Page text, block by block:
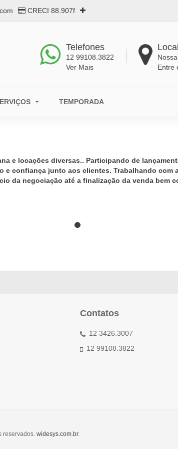
CRECI 88.907f
Telefones
12 99108.3822
Ver Mais
Entre
TEMPORADA
e locações diversas.. Participando de
e confiança junto aos clientes. Trabalhando com
da negociação até a finalização da venda bem
Contatos
12 3426.3007
12 99108.3822
reservados. widesys.com.br.